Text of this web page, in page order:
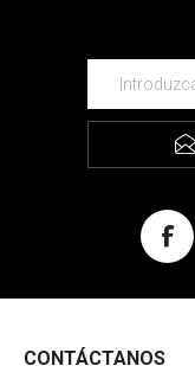
CONTÁCTANOS